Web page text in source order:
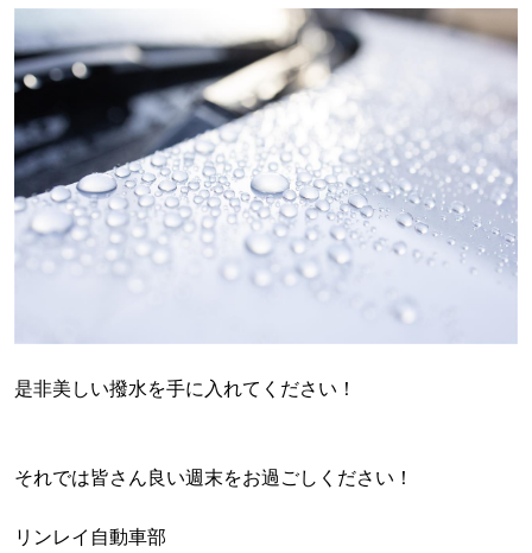
是非美しい撥水を手に入れてください！
それでは皆さん良い週末をお過ごしください！
リンレイ自動車部